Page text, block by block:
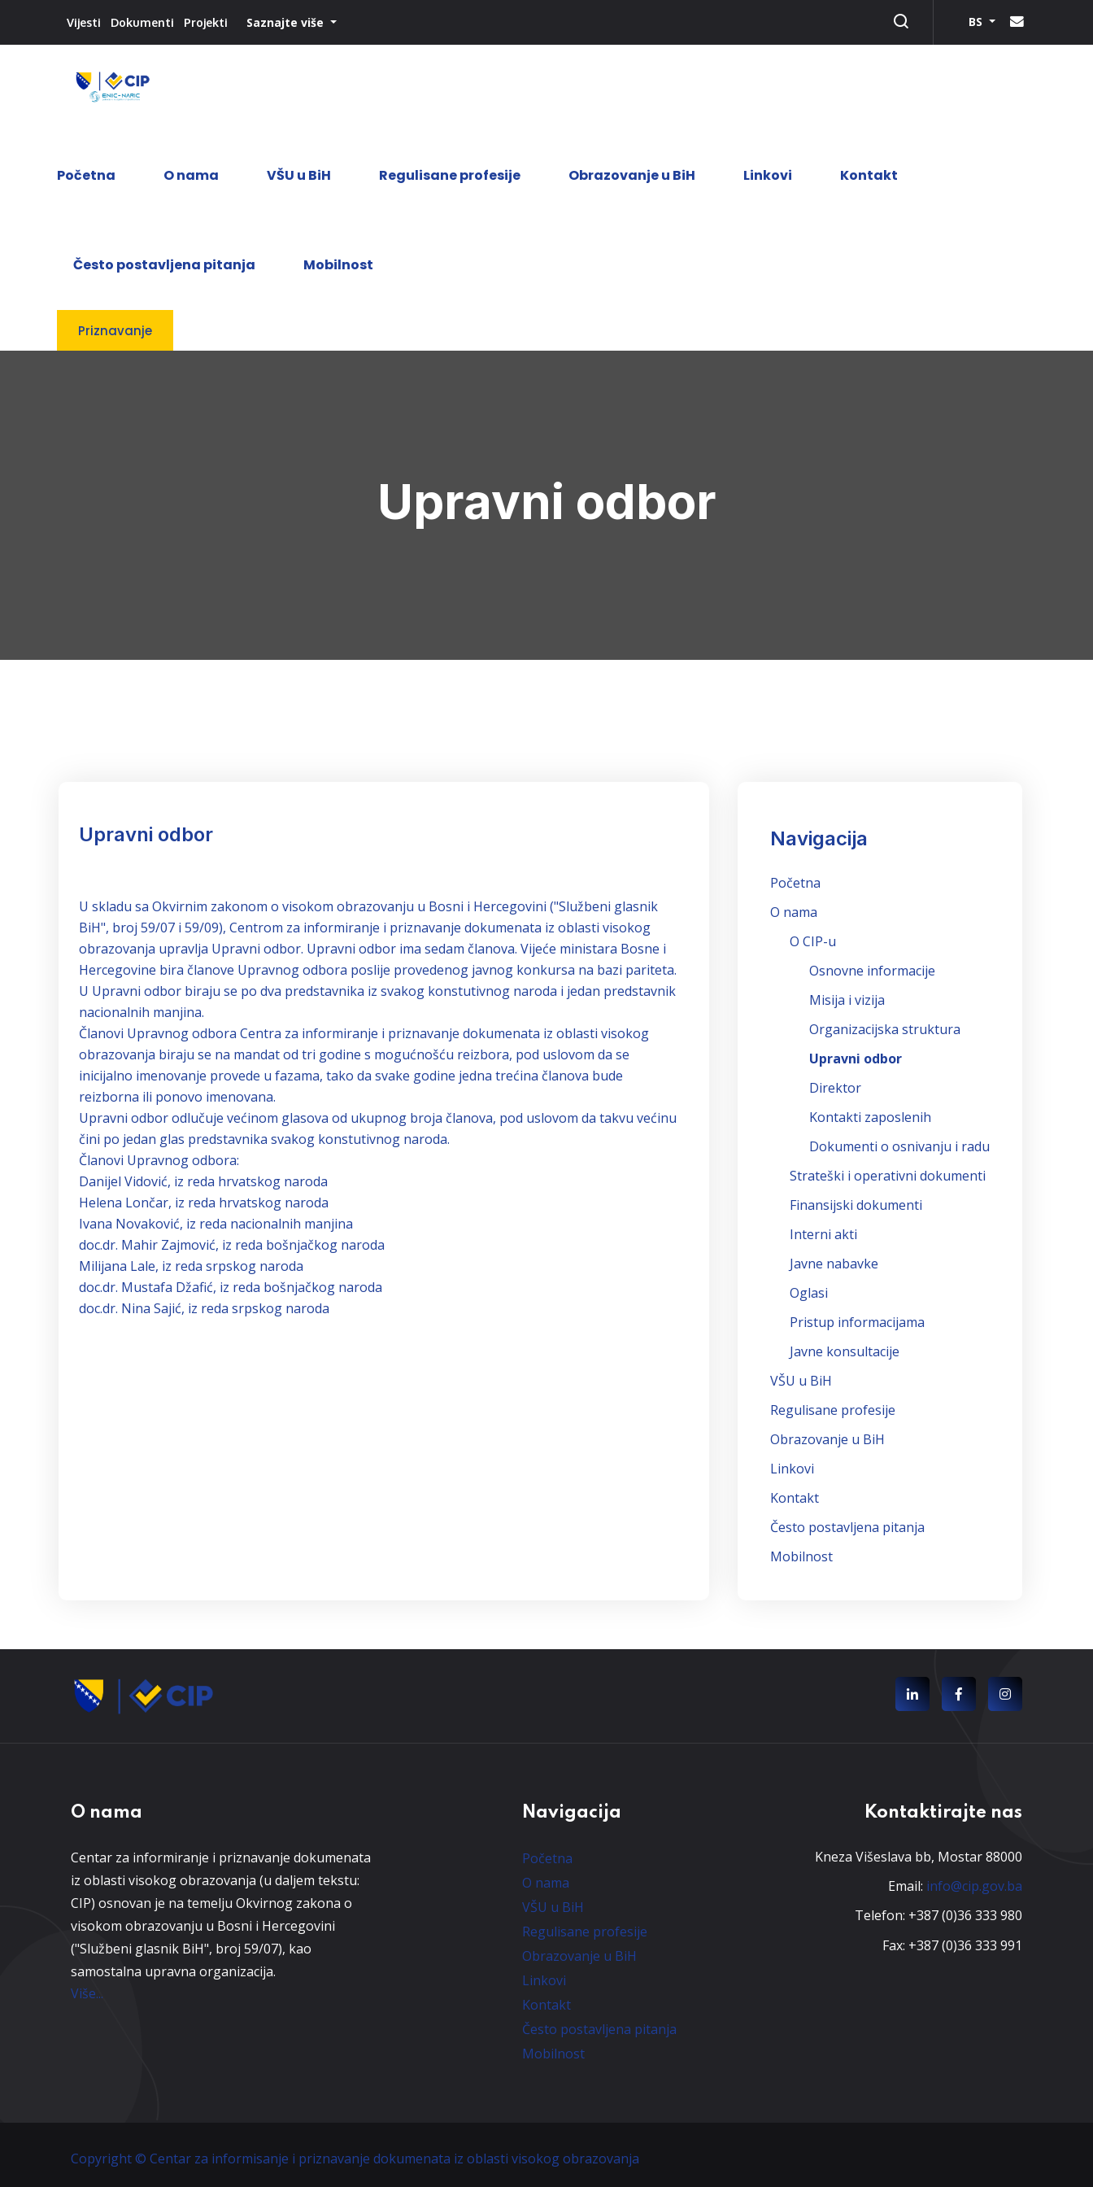
Vijesti Dokumenti Projekti Saznajte više BS
Početna O nama VŠU u BiH Regulisane profesije Obrazovanje u BiH Linkovi Kontakt
Često postavljena pitanja Mobilnost
Priznavanje
Upravni odbor
Upravni odbor
U skladu sa Okvirnim zakonom o visokom obrazovanju u Bosni i Hercegovini ("Službeni glasnik
BiH", broj 59/07 i 59/09), Centrom za informiranje i priznavanje dokumenata iz oblasti visokog
obrazovanja upravlja Upravni odbor. Upravni odbor ima sedam članova. Vijeće ministara Bosne i
Hercegovine bira članove Upravnog odbora poslije provedenog javnog konkursa na bazi pariteta.
U Upravni odbor biraju se po dva predstavnika iz svakog konstutivnog naroda i jedan predstavnik
nacionalnih manjina.
Članovi Upravnog odbora Centra za informiranje i priznavanje dokumenata iz oblasti visokog
obrazovanja biraju se na mandat od tri godine s mogućnošću reizbora, pod uslovom da se
inicijalno imenovanje provede u fazama, tako da svake godine jedna trećina članova bude
reizborna ili ponovo imenovana.
Upravni odbor odlučuje većinom glasova od ukupnog broja članova, pod uslovom da takvu većinu
čini po jedan glas predstavnika svakog konstutivnog naroda.
Članovi Upravnog odbora:
Danijel Vidović, iz reda hrvatskog naroda
Helena Lončar, iz reda hrvatskog naroda
Ivana Novaković, iz reda nacionalnih manjina
doc.dr. Mahir Zajmović, iz reda bošnjačkog naroda
Milijana Lale, iz reda srpskog naroda
doc.dr. Mustafa Džafić, iz reda bošnjačkog naroda
doc.dr. Nina Sajić, iz reda srpskog naroda
Navigacija
Početna
O nama
O CIP-u
Osnovne informacije
Misija i vizija
Organizacijska struktura
Upravni odbor
Direktor
Kontakti zaposlenih
Dokumenti o osnivanju i radu
Strateški i operativni dokumenti
Finansijski dokumenti
Interni akti
Javne nabavke
Oglasi
Pristup informacijama
Javne konsultacije
VŠU u BiH
Regulisane profesije
Obrazovanje u BiH
Linkovi
Kontakt
Često postavljena pitanja
Mobilnost
O nama
Centar za informiranje i priznavanje dokumenata
iz oblasti visokog obrazovanja (u daljem tekstu:
CIP) osnovan je na temelju Okvirnog zakona o
visokom obrazovanju u Bosni i Hercegovini
("Službeni glasnik BiH", broj 59/07), kao
samostalna upravna organizacija.
Više...
Navigacija
Početna
O nama
VŠU u BiH
Regulisane profesije
Obrazovanje u BiH
Linkovi
Kontakt
Često postavljena pitanja
Mobilnost
Kontaktirajte nas
Kneza Višeslava bb, Mostar 88000
Email: info@cip.gov.ba
Telefon: +387 (0)36 333 980
Fax: +387 (0)36 333 991
Copyright © Centar za informisanje i priznavanje dokumenata iz oblasti visokog obrazovanja